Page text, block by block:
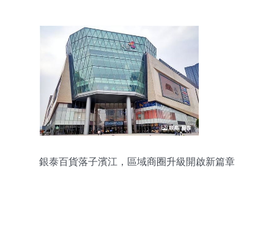
銀泰百貨落子濱江，區域商圈升級開啟新篇章